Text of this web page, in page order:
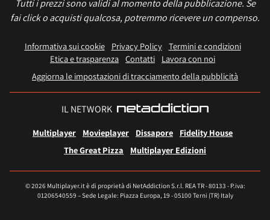
Tutti i prezzi sono validi al momento della pubblicazione. Se
fai click o acquisti qualcosa, potremmo ricevere un compenso.
Informativa sui cookie Privacy Policy
Termini e condizioni
Etica e trasparenza Contatti
Lavora con noi
Aggiorna le impostazioni di tracciamento della pubblicità
IL NETWORK
Multiplayer Movieplayer Dissapore
Fidelity House
The Great Pizza
Multiplayer Edizioni
© 2026 Multiplayer.it è di proprietà di NetAddiction S.r.l. REA TR - 80133 - P.iva:
01206540559 – Sede Legale: Piazza Europa, 19 - 05100 Terni (TR) Italy